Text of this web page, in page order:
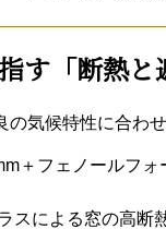
す「断熱と
の気候特性に合わ
＋フェノールフォ
スによる窓の高断